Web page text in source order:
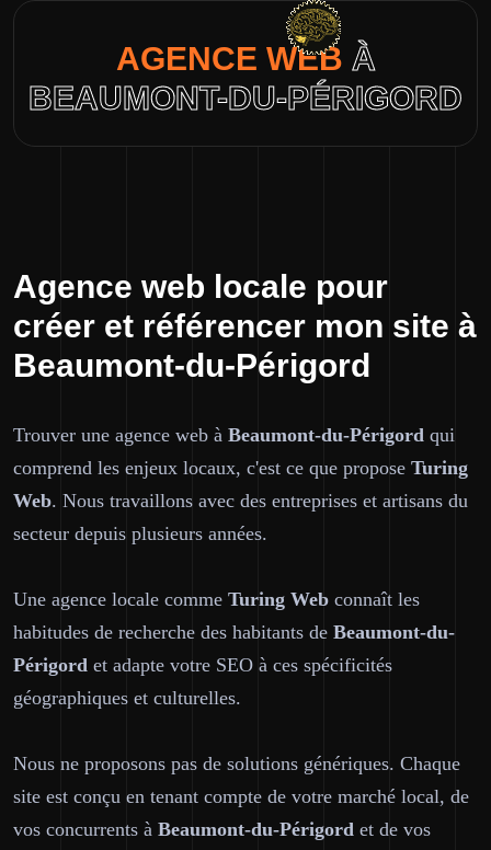
AGENCE WEB À
BEAUMONT-DU-PÉRIGORD
Agence web locale pour
créer et référencer mon site à
Beaumont-du-Périgord
Trouver une agence web à Beaumont-du-Périgord qui
comprend les enjeux locaux, c'est ce que propose Turing
Web. Nous travaillons avec des entreprises et artisans du
secteur depuis plusieurs années.
Une agence locale comme Turing Web connaît les
habitudes de recherche des habitants de Beaumont-du-
Périgord et adapte votre SEO à ces spécificités
géographiques et culturelles.
Nous ne proposons pas de solutions génériques. Chaque
site est conçu en tenant compte de votre marché local, de
vos concurrents à Beaumont-du-Périgord et de vos